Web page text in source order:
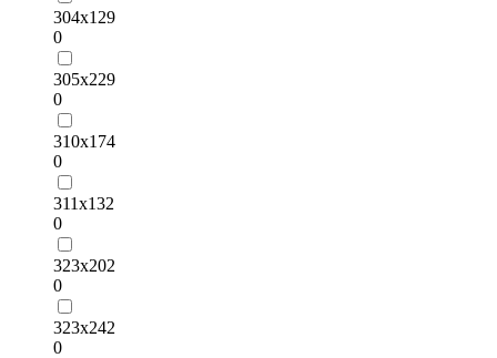
304х129
0
305х229
0
310х174
0
311х132
0
323х202
0
323х242
0